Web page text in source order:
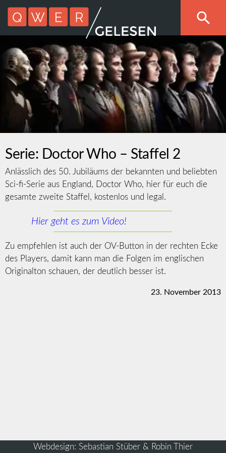
Serie: Doctor Who – Staffel 2
Anlässlich des 50. Jubiläums der bekannten und beliebten
Sci-fi-Serie aus England, Doctor Who, hier für euch die
gesamte zweite Staffel, kostenlos und legal.
Hier geht es zum Video!
Zu empfehlen ist auch der OV-Button in der rechten Ecke
des Players, damit kann man die Folgen im englischen
Originalton schauen, der deutlich besser ist.
23. November 2013
Webdesign: Sebastian Stüber & Robin Thier